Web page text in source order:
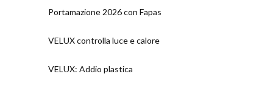
Portamazione 2026 con Fapas
VELUX controlla luce e calore
VELUX: Addio plastica